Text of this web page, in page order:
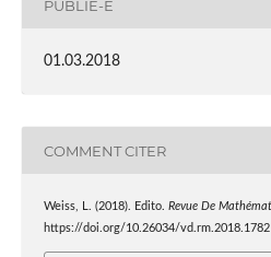
PUBLIÉ-E
01.03.2018
COMMENT CITER
Weiss, L. (2018). Edito. Revue De
https://doi.org/10.26034/vd.rm.2018.1782